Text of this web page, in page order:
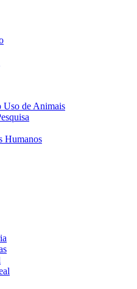
Uso de Animais
Humanos